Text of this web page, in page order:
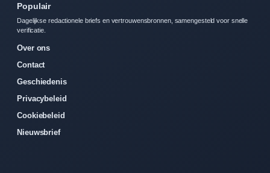
Populair
Dagelijkse redactionele briefs en vertrouwensbronnen, samengesteld voor snelle
verificatie.
Over ons
Contact
Geschiedenis
Privacybeleid
Cookiebeleid
Nieuwsbrief